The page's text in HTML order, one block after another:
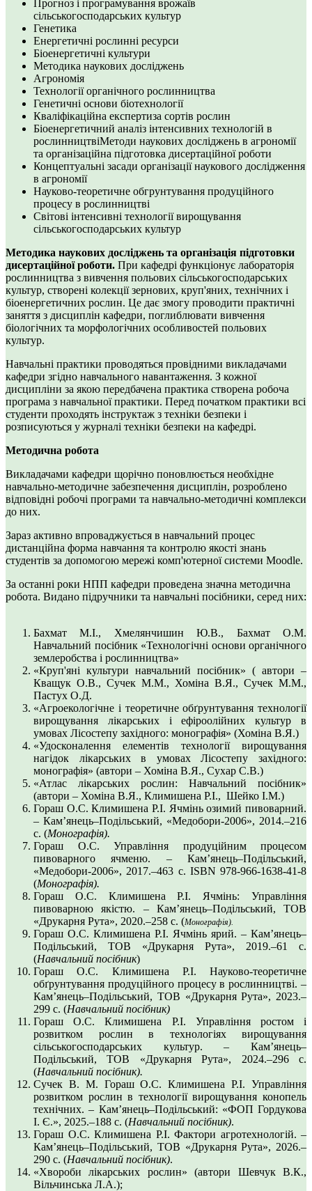
Прогноз і програмування врожаїв
сільськогосподарських культур
Генетика
Енергетичні рослинні ресурси
Біоенергетичні культури
Методика наукових досліджень
Агрономія
Технології органічного рослинництва
Генетичні основи біотехнології
Кваліфікаційна експертиза сортів рослин
Біоенергетичний аналіз інтенсивних технологій в
рослинництвіМетоди наукових досліджень в агрономії
та організаційна підготовка дисертаційної роботи
Концептуальні засади організації наукового дослідження
в агрономії
Науково-теоретичне обгрунтування продуційного
процесу в рослинництві
Світові інтенсивні технології вирощування
сільськогосподарських культур
Методика наукових досліджень та організація підготовки
дисертаційної роботи. При кафедрі функціонує лабораторія
рослинництва з вивчення польових сільськогосподарських
культур, створені колекції зернових, круп'яних, технічних і
біоенергетичних рослин. Це дає змогу проводити практичні
заняття з дисциплін кафедри, поглиблювати вивчення
біологічних та морфологічних особливостей польових
культур.
Навчальні практики проводяться провідними викладачами
кафедри згідно навчального навантаження. З кожної
дисципліни за якою передбачена практика створена робоча
програма з навчальної практики. Перед початком практики всі
студенти проходять інструктаж з техніки безпеки і
розписуються у журналі техніки безпеки на кафедрі.
Методична робота
Викладачами кафедри щорічно поновлюється необхідне
навчально-методичне забезпечення дисциплін, розроблено
відповідні робочі програми та навчально-методичні комплекси
до них.
Зараз активно впроваджується в навчальний процес
дистанційна форма навчання та контролю якості знань
студентів за допомогою мережі комп'ютерної системи Moodle.
За останні роки НПП кафедри проведена значна методична
робота. Видано підручники та навчальні посібники, серед них:
Бахмат М.І., Хмелянчишин Ю.В., Бахмат О.М.
Навчальний посібник «Технологічні основи органічного
землеробства і рослинництва»
«Круп'яні культури навчальний посібник» ( автори –
Кващук О.В., Сучек М.М., Хоміна В.Я., Сучек М.М.,
Пастух О.Д.
«Агроекологічне і теоретичне обґрунтування технології
вирощування лікарських і ефіроолійних культур в
умовах Лісостепу західного: монографія» (Хоміна В.Я.)
«Удосконалення елементів технології вирощування
нагідок лікарських в умовах Лісостепу західного:
монографія» (автори – Хоміна В.Я., Сухар С.В.)
«Атлас лікарських рослин: Навчальний посібник»
(автори – Хоміна В.Я., Климишена Р.І., Шейко І.М.)
Гораш О.С. Климишена Р.І. Ячмінь озимий пивоварний.
– Кам’янець–Подільський, «Медобори-2006», 2014.–216
с. (Монографія).
Гораш О.С. Управління продуційним процесом
пивоварного ячменю. – Кам’янець–Подільський,
«Медобори-2006», 2017.–463 с. ISBN 978-966-1638-41-8
(Монографія).
Гораш О.С. Климишена Р.І. Ячмінь: Управління
пивоварною якістю. – Кам’янець–Подільський, ТОВ
«Друкарня Рута», 2020.–258 с. (Монографія).
Гораш О.С. Климишена Р.І. Ячмінь ярий. – Кам’янець–
Подільський, ТОВ «Друкарня Рута», 2019.–61 с.
(Навчальний посібник)
Гораш О.С. Климишена Р.І. Науково-теоретичне
обґрунтування продуційного процесу в рослинництві. –
Кам’янець–Подільський, ТОВ «Друкарня Рута», 2023.–
299 с. (Навчальний посібник)
Гораш О.С. Климишена Р.І. Управління ростом і
розвитком рослин в технологіях вирощування
сільськогосподарських культур. – Кам’янець–
Подільський, ТОВ «Друкарня Рута», 2024.–296 с.
(Навчальний посібник).
Сучек В. М. Гораш О.С. Климишена Р.І. Управління
розвитком рослин в технології вирощування конопель
технічних. – Кам’янець–Подільський: «ФОП Гордукова
І. Є.», 2025.–188 с. (Навчальний посібник).
Гораш О.С. Климишена Р.І. Фактори агротехнологій. –
Кам’янець–Подільський, ТОВ «Друкарня Рута», 2026.–
290 с. (Навчальний посібник).
«Хвороби лікарських рослин» (автори Шевчук В.К.,
Вільчинська Л.А.);